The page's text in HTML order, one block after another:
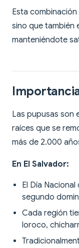
Esta
sino que también
manteniéndote
Las pupusas son
raíces que se
más de 2.000
En El Salvador:
El Día
segundo
Cada región
loroco,